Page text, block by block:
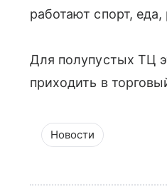
работают спорт,
Для полупустых ТЦ
приходить в
Новости